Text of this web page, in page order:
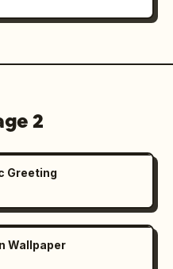
Bild, das alle drei
Design-
Markenkonsistenz
2
Greeting
Wallpaper